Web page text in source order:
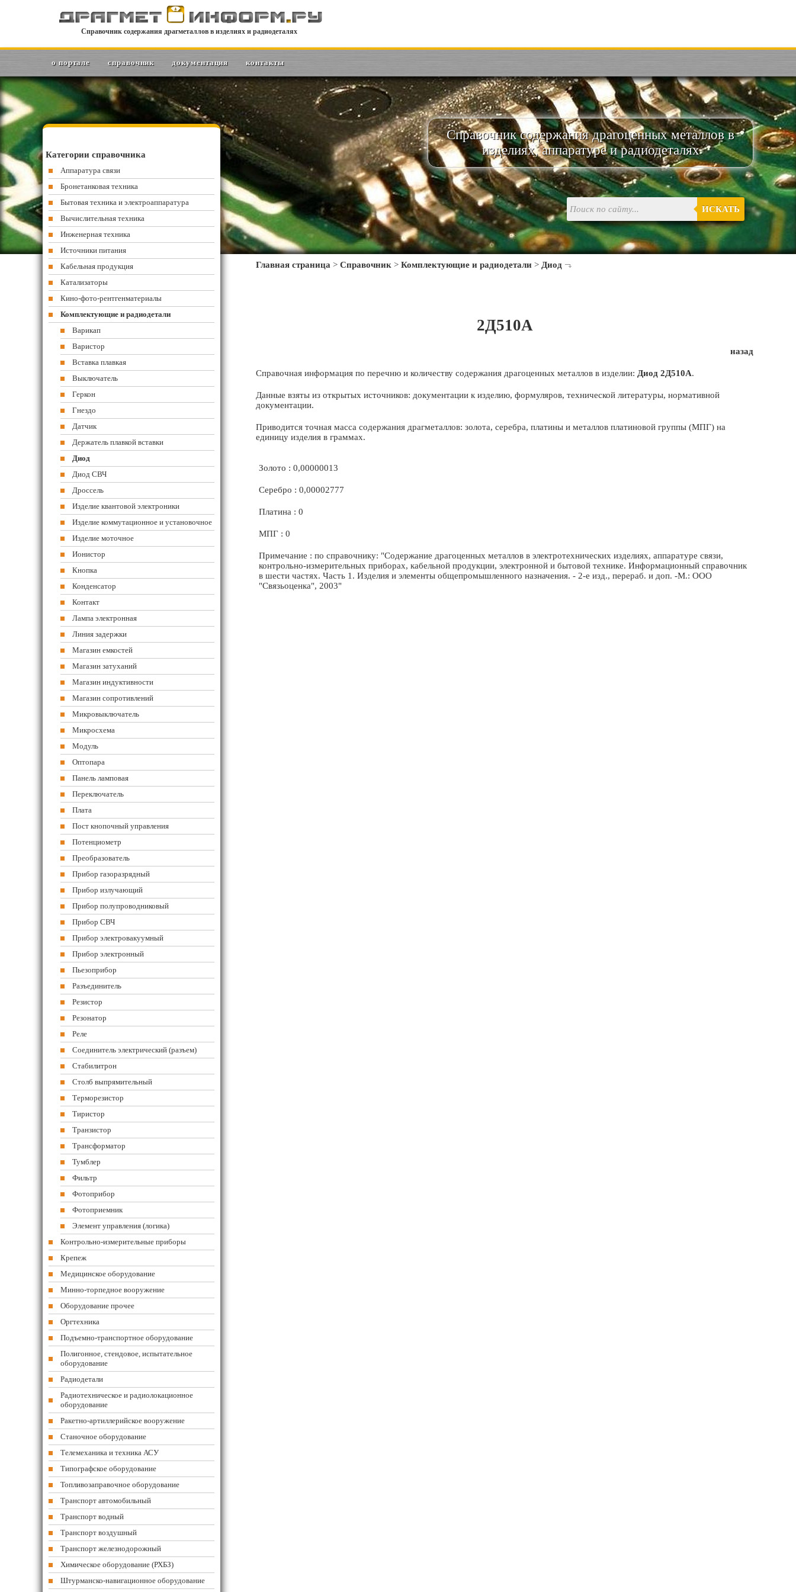
Справочник содержания драгметаллов в изделиях и радиодеталях
о портале справочник документация контакты
Справочник содержания драгоценных металлов в
изделиях, аппаратуре и радиодеталях
ИСКАТЬ
Главная страница > Справочник > Комплектующие и радиодетали > Диод
2Д510А
назад
Справочная информация по перечню и количеству содержания драгоценных металлов в изделии: Диод 2Д510А.
Данные взяты из открытых источников: документации к изделию, формуляров, технической литературы, нормативной
документации.
Приводится точная масса содержания драгметаллов: золота, серебра, платины и металлов платиновой группы (МПГ) на
единицу изделия в граммах.
Золото : 0,00000013
Серебро : 0,00002777
Платина : 0
МПГ : 0
Примечание : по справочнику: "Содержание драгоценных металлов в электротехнических изделиях, аппаратуре связи,
контрольно-измерительных приборах, кабельной продукции, электронной и бытовой технике. Информационный справочник
в шести частях. Часть 1. Изделия и элементы общепромышленного назначения. - 2-е изд., перераб. и доп. -М.: ООО
"Связьоценка", 2003"
Категории справочника
Аппаратура связи
Бронетанковая техника
Бытовая техника и электроаппаратура
Вычислительная техника
Инженерная техника
Источники питания
Кабельная продукция
Катализаторы
Кино-фото-рентгенматериалы
Комплектующие и радиодетали
Варикап
Варистор
Вставка плавкая
Выключатель
Геркон
Гнездо
Датчик
Держатель плавкой вставки
Диод
Диод СВЧ
Дроссель
Изделие квантовой электроники
Изделие коммутационное и установочное
Изделие моточное
Ионистор
Кнопка
Конденсатор
Контакт
Лампа электронная
Линия задержки
Магазин емкостей
Магазин затуханий
Магазин индуктивности
Магазин сопротивлений
Микровыключатель
Микросхема
Модуль
Оптопара
Панель ламповая
Переключатель
Плата
Пост кнопочный управления
Потенциометр
Преобразователь
Прибор газоразрядный
Прибор излучающий
Прибор полупроводниковый
Прибор СВЧ
Прибор электровакуумный
Прибор электронный
Пьезоприбор
Разъединитель
Резистор
Резонатор
Реле
Соединитель электрический (разъем)
Стабилитрон
Столб выпрямительный
Терморезистор
Тиристор
Транзистор
Трансформатор
Тумблер
Фильтр
Фотоприбор
Фотоприемник
Элемент управления (логика)
Контрольно-измерительные приборы
Крепеж
Медицинское оборудование
Минно-торпедное вооружение
Оборудование прочее
Оргтехника
Подъемно-транспортное оборудование
Полигонное, стендовое, испытательное
оборудование
Радиодетали
Радиотехническое и радиолокационное
оборудование
Ракетно-артиллерийское вооружение
Станочное оборудование
Телемеханика и техника АСУ
Типографское оборудование
Топливозаправочное оборудование
Транспорт автомобильный
Транспорт водный
Транспорт воздушный
Транспорт железнодорожный
Химическое оборудование (РХБЗ)
Штурманско-навигационное оборудование